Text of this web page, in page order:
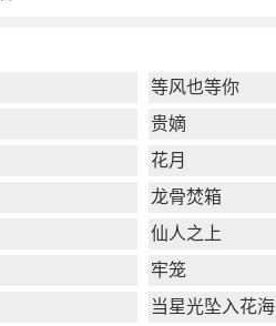
等风也等你
贵嫡
花月
龙骨焚箱
仙人之上
牢笼
当星光坠入花海